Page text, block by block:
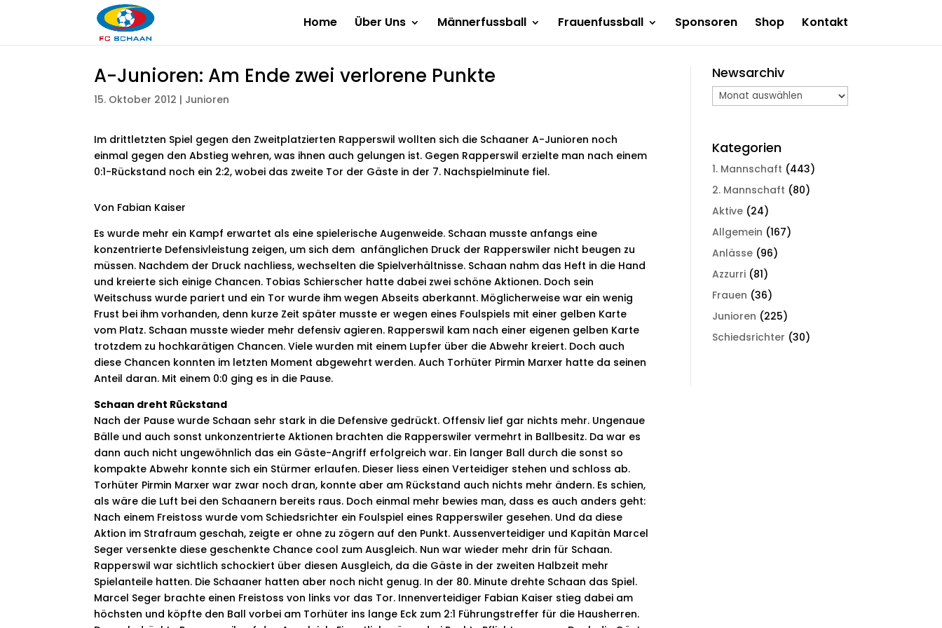
Home Über Uns Männerfussball Frauenfussball Sponsoren Shop Kontakt
A-Junioren: Am Ende zwei verlorene Punkte
15. Oktober 2012 | Junioren
Im drittletzten Spiel gegen den Zweitplatzierten Rapperswil wollten sich die Schaaner A-Junioren noch
einmal gegen den Abstieg wehren, was ihnen auch gelungen ist. Gegen Rapperswil erzielte man nach einem
0:1-Rückstand noch ein 2:2, wobei das zweite Tor der Gäste in der 7. Nachspielminute fiel.
Von Fabian Kaiser
Es wurde mehr ein Kampf erwartet als eine spielerische Augenweide. Schaan musste anfangs eine
konzentrierte Defensivleistung zeigen, um sich dem anfänglichen Druck der Rapperswiler nicht beugen zu
müssen. Nachdem der Druck nachliess, wechselten die Spielverhältnisse. Schaan nahm das Heft in die Hand
und kreierte sich einige Chancen. Tobias Schierscher hatte dabei zwei schöne Aktionen. Doch sein
Weitschuss wurde pariert und ein Tor wurde ihm wegen Abseits aberkannt. Möglicherweise war ein wenig
Frust bei ihm vorhanden, denn kurze Zeit später musste er wegen eines Foulspiels mit einer gelben Karte
vom Platz. Schaan musste wieder mehr defensiv agieren. Rapperswil kam nach einer eigenen gelben Karte
trotzdem zu hochkarätigen Chancen. Viele wurden mit einem Lupfer über die Abwehr kreiert. Doch auch
diese Chancen konnten im letzten Moment abgewehrt werden. Auch Torhüter Pirmin Marxer hatte da seinen
Anteil daran. Mit einem 0:0 ging es in die Pause.
Schaan dreht Rückstand
Nach der Pause wurde Schaan sehr stark in die Defensive gedrückt. Offensiv lief gar nichts mehr. Ungenaue
Bälle und auch sonst unkonzentrierte Aktionen brachten die Rapperswiler vermehrt in Ballbesitz. Da war es
dann auch nicht ungewöhnlich das ein Gäste-Angriff erfolgreich war. Ein langer Ball durch die sonst so
kompakte Abwehr konnte sich ein Stürmer erlaufen. Dieser liess einen Verteidiger stehen und schloss ab.
Torhüter Pirmin Marxer war zwar noch dran, konnte aber am Rückstand auch nichts mehr ändern. Es schien,
als wäre die Luft bei den Schaanern bereits raus. Doch einmal mehr bewies man, dass es auch anders geht:
Nach einem Freistoss wurde vom Schiedsrichter ein Foulspiel eines Rapperswiler gesehen. Und da diese
Aktion im Strafraum geschah, zeigte er ohne zu zögern auf den Punkt. Aussenverteidiger und Kapitän Marcel
Seger versenkte diese geschenkte Chance cool zum Ausgleich. Nun war wieder mehr drin für Schaan.
Rapperswil war sichtlich schockiert über diesen Ausgleich, da die Gäste in der zweiten Halbzeit mehr
Spielanteile hatten. Die Schaaner hatten aber noch nicht genug. In der 80. Minute drehte Schaan das Spiel.
Marcel Seger brachte einen Freistoss von links vor das Tor. Innenverteidiger Fabian Kaiser stieg dabei am
höchsten und köpfte den Ball vorbei am Torhüter ins lange Eck zum 2:1 Führungstreffer für die Hausherren.
Newsarchiv
Newsarchiv
Kategorien
1. Mannschaft (443)
2. Mannschaft (80)
Aktive (24)
Allgemein (167)
Anlässe (96)
Azzurri (81)
Frauen (36)
Junioren (225)
Schiedsrichter (30)